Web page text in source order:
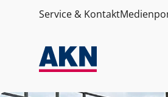
Service & Kontakt